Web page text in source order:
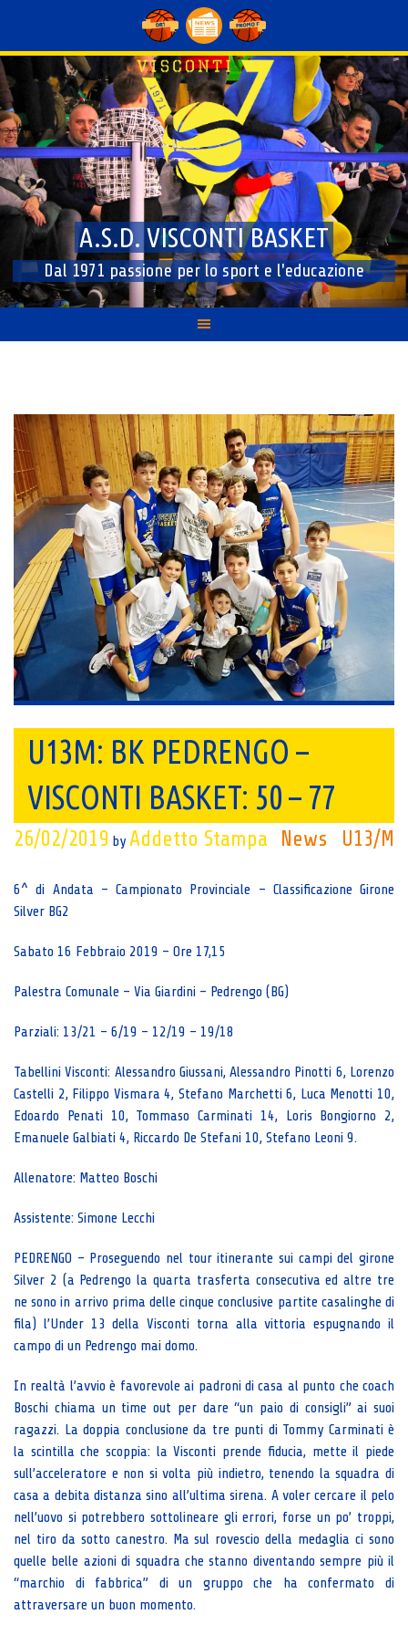
content
A.S.D. VISCONTI BASKET
Dal 1971 passione per lo sport e l'educazione
U13M: BK PEDRENGO –
VISCONTI BASKET: 50 – 77
News U13/M
26/02/2019 by Addetto Stampa
6^ di Andata – Campionato Provinciale – Classificazione Girone
Silver BG2
Sabato 16 Febbraio 2019 – Ore 17,15
Palestra Comunale – Via Giardini – Pedrengo (BG)
Parziali: 13/21 – 6/19 – 12/19 – 19/18
Tabellini Visconti: Alessandro Giussani, Alessandro Pinotti 6, Lorenzo
Castelli 2, Filippo Vismara 4, Stefano Marchetti 6, Luca Menotti 10,
Edoardo Penati 10, Tommaso Carminati 14, Loris Bongiorno 2,
Emanuele Galbiati 4, Riccardo De Stefani 10, Stefano Leoni 9.
Allenatore: Matteo Boschi
Assistente: Simone Lecchi
PEDRENGO – Proseguendo nel tour itinerante sui campi del girone
Silver 2 (a Pedrengo la quarta trasferta consecutiva ed altre tre
ne sono in arrivo prima delle cinque conclusive partite casalinghe di
fila) l’Under 13 della Visconti torna alla vittoria espugnando il
campo di un Pedrengo mai domo.
In realtà l’avvio è favorevole ai padroni di casa al punto che coach
Boschi chiama un time out per dare “un paio di consigli” ai suoi
ragazzi. La doppia conclusione da tre punti di Tommy Carminati è
la scintilla che scoppia: la Visconti prende fiducia, mette il piede
sull’acceleratore e non si volta più indietro, tenendo la squadra di
casa a debita distanza sino all’ultima sirena. A voler cercare il pelo
nell’uovo si potrebbero sottolineare gli errori, forse un po’ troppi,
nel tiro da sotto canestro. Ma sul rovescio della medaglia ci sono
quelle belle azioni di squadra che stanno diventando sempre più il
“marchio di fabbrica” di un gruppo che ha confermato di
attraversare un buon momento.